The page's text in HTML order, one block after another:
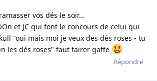
vos dés le soir...
et JC qui font le concours de celui qui
"oui mais moi je veux des dés roses - tu
les dés roses" faut fairer gaffe
Répondre